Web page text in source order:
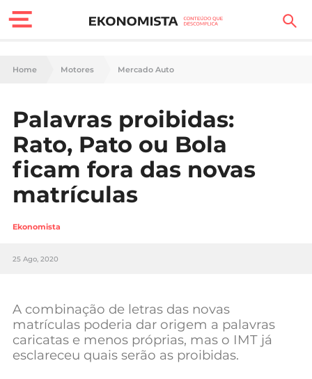
Finanças Pessoais
Carreira
Casa
Lifestyle
Sociedade
Tecnologia
Negócios
Mundial 2026
Home Motores Mercado Auto
Palavras proibidas:
Rato, Pato ou Bola
ficam fora das novas
matrículas
Ekonomista
25 Ago, 2020
A combinação de letras das novas
matrículas poderia dar origem a palavras
caricatas e menos próprias, mas o IMT já
esclareceu quais serão as proibidas.